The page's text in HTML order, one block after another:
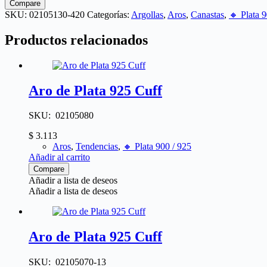
cantidad
Compare
SKU: 02105130-420 Categorías: Argollas, Aros, Canastas, 🔸​ Plata
Productos relacionados
Aro de Plata 925 Cuff
SKU: 02105080
$ 3.113
Aros, Tendencias, 🔸​ Plata 900 / 925
Añadir al carrito
Compare
Añadir a lista de deseos
Añadir a lista de deseos
Aro de Plata 925 Cuff
SKU: 02105070-13